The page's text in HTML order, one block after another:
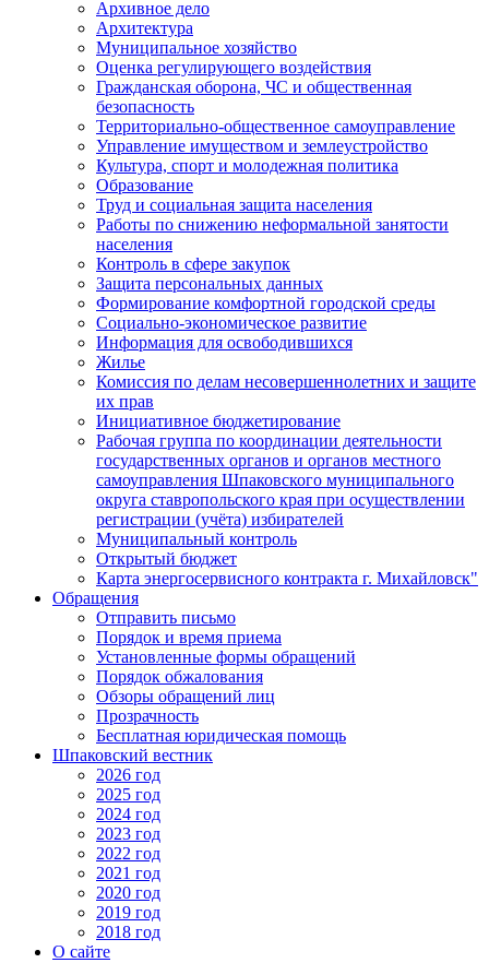
Архивное дело
Архитектура
Муниципальное хозяйство
Оценка регулирующего воздействия
Гражданская оборона, ЧС и общественная
безопасность
Территориально-общественное самоуправление
Управление имуществом и землеустройство
Культура, спорт и молодежная политика
Образование
Труд и социальная защита населения
Работы по снижению неформальной занятости
населения
Контроль в сфере закупок
Защита персональных данных
Формирование комфортной городской среды
Социально-экономическое развитие
Информация для освободившихся
Жилье
Комиссия по делам несовершеннолетних и защите
их прав
Инициативное бюджетирование
Рабочая группа по координации деятельности
государственных органов и органов местного
самоуправления Шпаковского муниципального
округа ставропольского края при осуществлении
регистрации (учёта) избирателей
Муниципальный контроль
Открытый бюджет
Карта энергосервисного контракта г. Михайловск"
Обращения
Отправить письмо
Порядок и время приема
Установленные формы обращений
Порядок обжалования
Обзоры обращений лиц
Прозрачность
Бесплатная юридическая помощь
Шпаковский вестник
2026 год
2025 год
2024 год
2023 год
2022 год
2021 год
2020 год
2019 год
2018 год
О сайте